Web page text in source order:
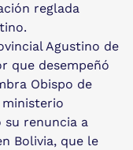
reglada
Agustino de
que desempeñó
Obispo de
ministerio
su renuncia a
Bolivia, que le